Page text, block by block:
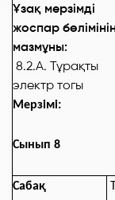
Ұзақ мерзімді
жоспар
8.2.А. Тұрақты
электр тогы
Мерзімі:
Сынып 8
Сабақ